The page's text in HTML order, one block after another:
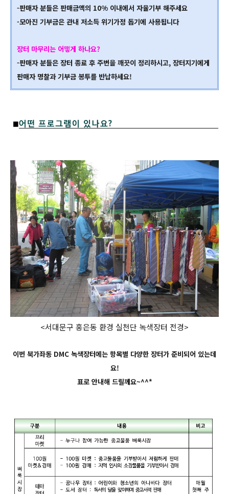
-판매자 분들은 판매금액의 10% 이내에서 자율기부 해주세요
-모아진 기부금은 관내 저소득 위기가정 돕기에 사용됩니다
장터 마무리는 어떻게 하나요?
-판매자 분들은 장터 종료 후 주변을 깨끗이 정리하시고, 장터지기에게
판매자 명찰과 기부금 봉투를 반납하세요!
<서대문구 홍은동 환경 실천단 녹색장터 전경>
이번 북가좌동 DMC 녹색장터에는 항목별 다양한 장터가 준비되어 있는데
요!
표로 안내해 드릴께요~^^*